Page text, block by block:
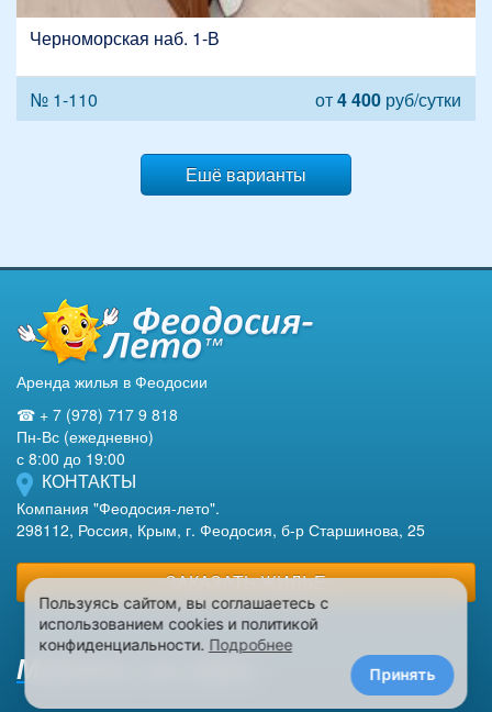
Черноморская наб. 1-В
№ 1-110 от4 400 руб/сутки
Ешё варианты
Аренда жилья в Феодосии
☎ + 7 (978) 717 9 818
Пн-Вс (ежедневно)
с 8:00 до 19:00
КОНТАКТЫ
Компания "Феодосия-лето".
298112, Россия, Крым, г. Феодосия, б-р Старшинова, 25
ЗАКАЗАТЬ ЖИЛЬЕ
Макеты на заказ
Пользуясь сайтом, вы соглашаетесь с
использованием cookies и политикой
конфиденциальности. Подробнее
Принять